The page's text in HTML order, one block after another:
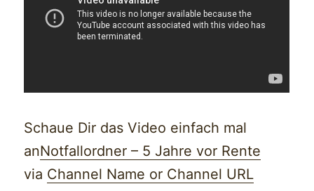
Schaue Dir das Video einfach mal
anNotfallordner – 5 Jahre vor Rente
via Channel Name or Channel URL